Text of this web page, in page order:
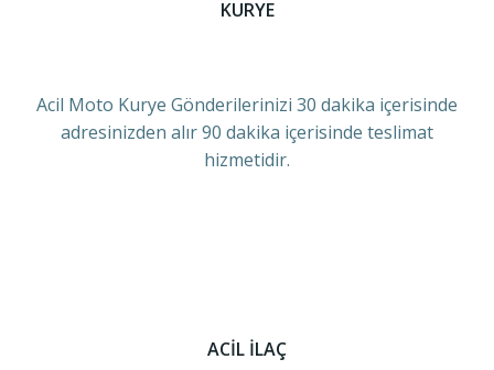
KURYE
Acil Moto Kurye Gönderilerinizi 30 dakika içerisinde
adresinizden alır 90 dakika içerisinde teslimat
hizmetidir.
ACİL İLAÇ